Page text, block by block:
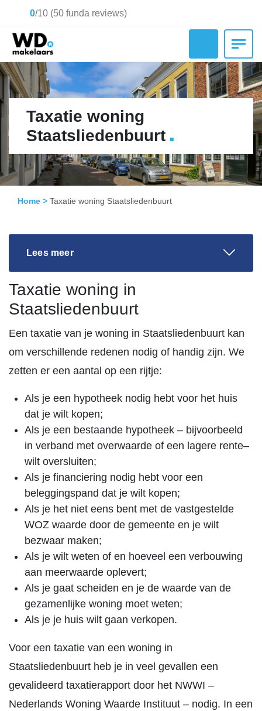
0/10 (50 funda reviews)
Taxatie woning
Staatsliedenbuurt .
Home > Taxatie woning Staatsliedenbuurt
Lees meer
Taxatie woning in
Staatsliedenbuurt
Een taxatie van je woning in Staatsliedenbuurt kan
om verschillende redenen nodig of handig zijn. We
zetten er een aantal op een rijtje:
Als je een hypotheek nodig hebt voor het huis
dat je wilt kopen;
Als je een bestaande hypotheek – bijvoorbeeld
in verband met overwaarde of een lagere rente–
wilt oversluiten;
Als je financiering nodig hebt voor een
beleggingspand dat je wilt kopen;
Als je het niet eens bent met de vastgestelde
WOZ waarde door de gemeente en je wilt
bezwaar maken;
Als je wilt weten of en hoeveel een verbouwing
aan meerwaarde oplevert;
Als je gaat scheiden en je de waarde van de
gezamenlijke woning moet weten;
Als je je huis wilt gaan verkopen.
Voor een taxatie van een woning in
Staatsliedenbuurt heb je in veel gevallen een
gevalideerd taxatierapport door het NWWI –
Nederlands Woning Waarde Instituut – nodig. In een